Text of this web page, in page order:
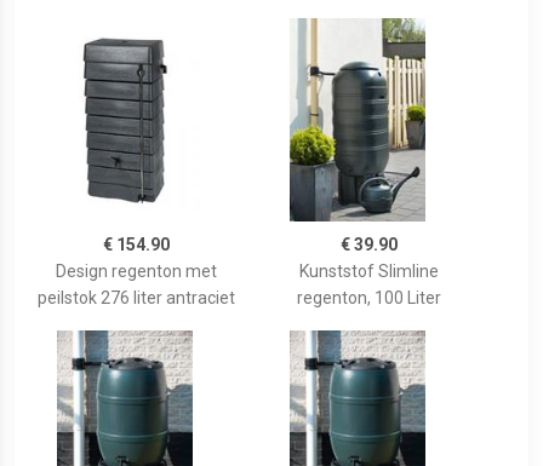
€ 154.90
Design regenton met
peilstok 276 liter antraciet
€ 39.90
Kunststof Slimline
regenton, 100 Liter